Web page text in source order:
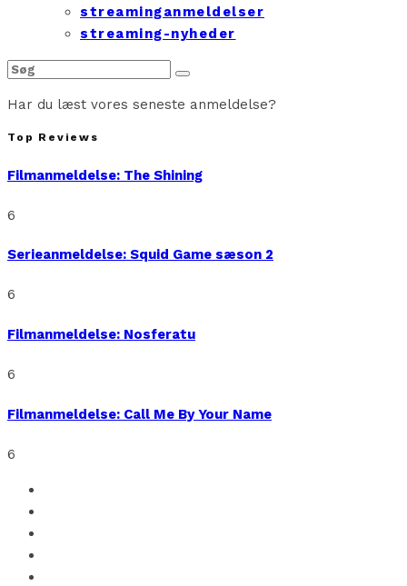
streaminganmeldelser
streaming-nyheder
Har du læst vores seneste anmeldelse?
Top Reviews
Filmanmeldelse: The Shining
6
Serieanmeldelse: Squid Game sæson 2
6
Filmanmeldelse: Nosferatu
6
Filmanmeldelse: Call Me By Your Name
6